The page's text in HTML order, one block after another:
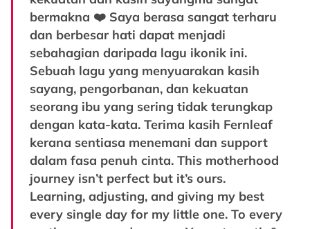
bermakna ❤️ Saya berasa sangat terharu
dan berbesar hati dapat menjadi
sebahagian daripada lagu ikonik ini.
Sebuah lagu yang menyuarakan kasih
sayang, pengorbanan, dan kekuatan
seorang ibu yang sering tidak terungkap
dengan kata-kata. Terima kasih Fernleaf
kerana sentiasa menemani dan support
dalam fasa penuh cinta. This motherhood
journey isn’t perfect but it’s ours.
Learning, adjusting, and giving my best
every single day for my little one. To every